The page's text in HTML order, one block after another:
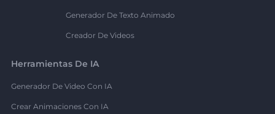
Generador De Texto Animado
Creador De Videos
Herramientas De IA
Generador De Video Con IA
Crear Animaciones Con IA